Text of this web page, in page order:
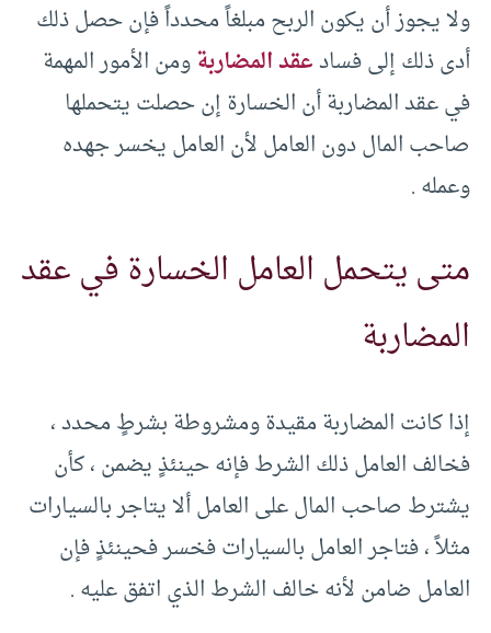
ولا يجوز أن يكون الربح مبلغاً محدداً فإن حصل ذلك
أدى ذلك إلى فسادعقد المضاربةومن الأمور المهمة
في عقد المضاربة أن الخسارة إن حصلت يتحملها
صاحب المال دون العامل لأن العامل يخسر جهده
وعمله .
متى يتحمل العامل الخسارة في عقد
المضاربة
إذا كانت المضاربة مقيدة ومشروطة بشرطٍ محدد ،
فخالف العامل ذلك الشرط فإنه حينئذٍ يضمن ، كأن
يشترط صاحب المال على العامل ألا يتاجر بالسيارات
مثلاً ، فتاجر العامل بالسيارات فخسر فحينئذٍ فإن
العامل ضامن لأنه خالف الشرط الذي اتفق عليه .